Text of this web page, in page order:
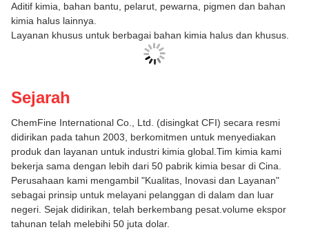
Aditif kimia, bahan bantu, pelarut, pewarna, pigmen dan bahan
kimia halus lainnya.
Layanan khusus untuk berbagai bahan kimia halus dan khusus.
Sejarah
ChemFine International Co., Ltd. (disingkat CFI) secara resmi
didirikan pada tahun 2003, berkomitmen untuk menyediakan
produk dan layanan untuk industri kimia global.Tim kimia kami
bekerja sama dengan lebih dari 50 pabrik kimia besar di Cina.
Perusahaan kami mengambil "Kualitas, Inovasi dan Layanan"
sebagai prinsip untuk melayani pelanggan di dalam dan luar
negeri. Sejak didirikan, telah berkembang pesat.volume ekspor
tahunan telah melebihi 50 juta dolar.